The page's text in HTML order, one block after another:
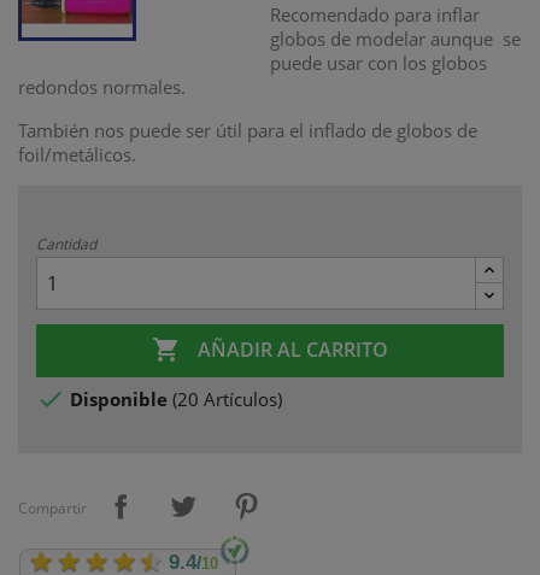
Recomendado para inflar
globos de modelar aunque se
puede usar con los globos
redondos normales.
También nos puede ser útil para el inflado de globos de
foil/metálicos.
Cantidad
 AÑADIR AL CARRITO
 Disponible (20 Artículos)
Compartir
9.4/10